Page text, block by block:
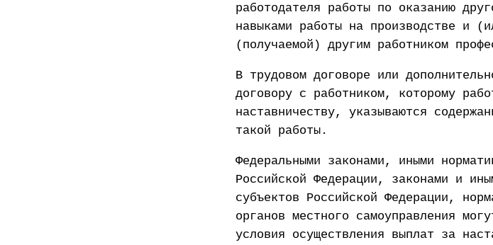
работодателя работы по оказанию
навыками работы на производстве и
(получаемой) другим работником
В трудовом договоре или
договору с работником, которому
наставничеству, указываются
такой работы.
Федеральными законами, иными
Российской Федерации, законами и
субъектов Российской Федерации,
органов местного самоуправления
условия осуществления выплат за